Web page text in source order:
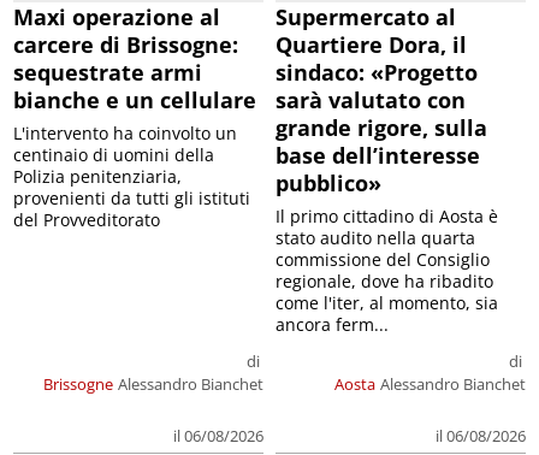
Maxi operazione al
carcere di Brissogne:
sequestrate armi
bianche e un cellulare
Brissogne
di
Alessandro Bianchet
il 06/08/2026
L'intervento ha coinvolto un
centinaio di uomini della
Polizia penitenziaria,
provenienti da tutti gli istituti
del Provveditorato
Supermercato al
Quartiere Dora, il
sindaco: «Progetto
sarà valutato con
grande rigore, sulla
base dell’interesse
pubblico»
Aosta
di
Alessandro Bianchet
il 06/08/2026
Il primo cittadino di Aosta è
stato audito nella quarta
commissione del Consiglio
regionale, dove ha ribadito
come l'iter, al momento, sia
ancora ferm...